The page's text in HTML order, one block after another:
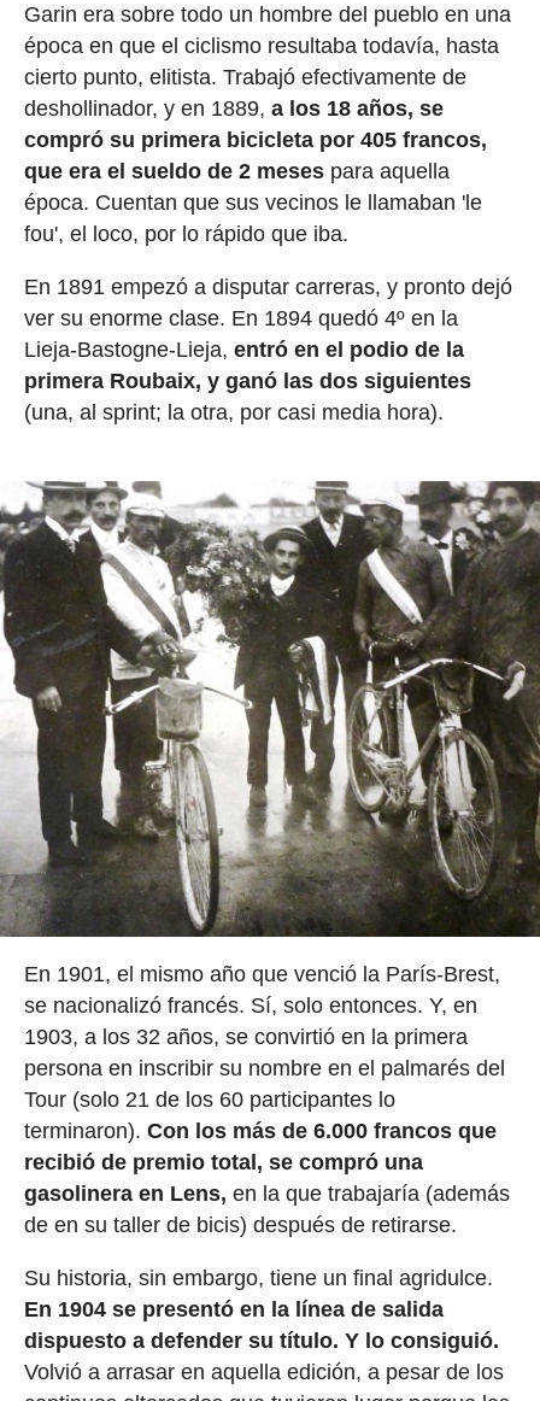
Garin era sobre todo un hombre del pueblo en una
época en que el ciclismo resultaba todavía, hasta
cierto punto, elitista. Trabajó efectivamente de
deshollinador, y en 1889, a los 18 años, se
compró su primera bicicleta por 405 francos,
que era el sueldo de 2 mesespara aquella
época. Cuentan que sus vecinos le llamaban 'le
fou', el loco, por lo rápido que iba.
En 1891 empezó a disputar carreras, y pronto dejó
ver su enorme clase. En 1894 quedó 4º en la
Lieja-Bastogne-Lieja, entró en el podio de la
primera Roubaix, y ganó las dos siguientes
(una, al sprint; la otra, por casi media hora).
En 1901, el mismo año que venció la París-Brest,
se nacionalizó francés. Sí, solo entonces. Y, en
1903, a los 32 años, se convirtió en la primera
persona en inscribir su nombre en el palmarés del
Tour (solo 21 de los 60 participantes lo
terminaron). Con los más de 6.000 francos que
recibió de premio total, se compró una
gasolinera en Lens, en la que trabajaría (además
de en su taller de bicis) después de retirarse.
Su historia, sin embargo, tiene un final agridulce.
En 1904 se presentó en la línea de salida
dispuesto a defender su título. Y lo consiguió.
Volvió a arrasar en aquella edición, a pesar de los